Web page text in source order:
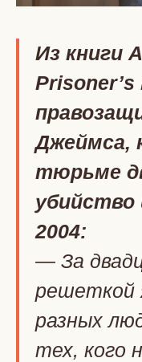
Из книги
Prisoner’s
Джеймса,
тюрьме
убийство
2004:
— За
решеткой
разных
тех, кого